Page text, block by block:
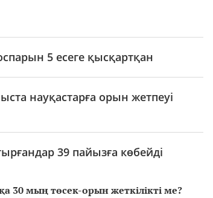
30 мың төсек-орын жеткілікті ме?
5 есеге қысқартқан
науқастарға орын жетпеуі
39 пайызға көбейді